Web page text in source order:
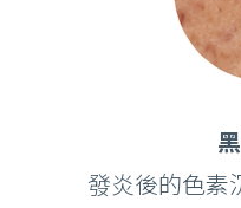
發炎後的色素